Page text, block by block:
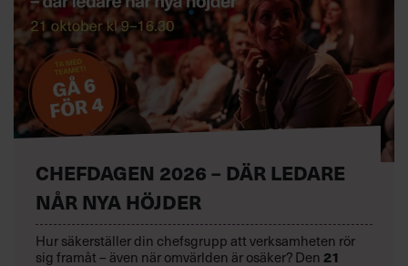
CHEFDAGEN 2026 – DÄR LEDARE
NÅR NYA HÖJDER
Hur säkerställer din chefsgrupp att verksamheten rör
sig framåt – även när omvärlden är osäker? Den 21